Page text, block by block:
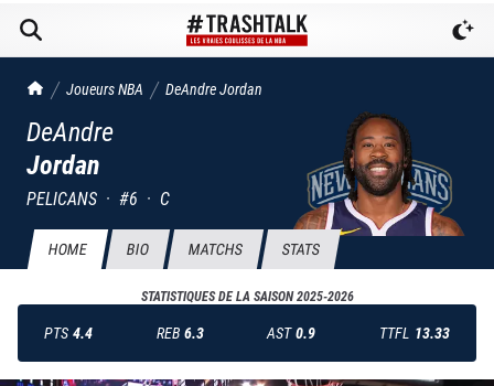
TrashTalk Actu NBA
Joueurs NBA DeAndreJordan
DeAndre
Jordan
PELICANS · #6 · C
HOME BIO MATCHS STATS
STATISTIQUES DE LA SAISON2025-2026
PTS 4.4 REB 6.3 AST 0.9 TTFL 13.33